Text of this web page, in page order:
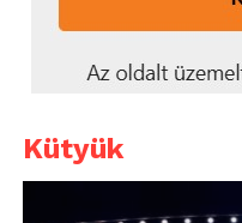
Kütyük